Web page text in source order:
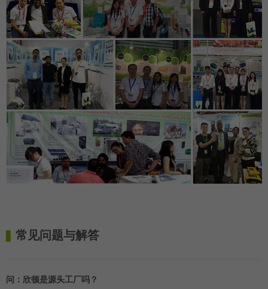
常见问题与解答
问：欣顿是源头工厂吗？